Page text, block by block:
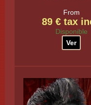
From
89 € tax
Disponible
Ver